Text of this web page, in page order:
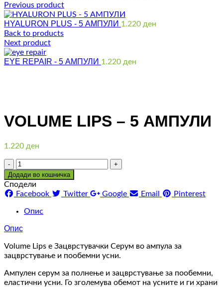
Previous product
HYALURON PLUS - 5 АМПУЛИ 1.220 ден
Back to products
Next product
EYE REPAIR - 5 АМПУЛИ 1.220 ден
VOLUME LIPS – 5 АМПУЛИ
1.220 ден
Количина
Додади во кошничка
Сподели
Facebook
Twitter Google Email Pinterest
Опис
Опис
Volume Lips e Зацврстувачки Серум во ампула за
зацврстување и пообемни усни.
Ампулен серум за полнење и зацврстување за пообемни,
еластични усни. Го зголемува обемот на усните и ги храни